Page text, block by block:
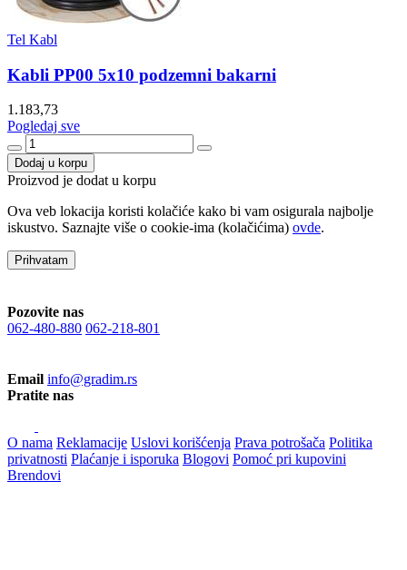
Tel Kabl
Kabli PP00 5x10 podzemni bakarni
1.183,73
Pogledaj sve
Dodaj u korpu
Proizvod je dodat u korpu
Ova veb lokacija koristi kolačiće kako bi vam osigurala najbolje
iskustvo. Saznajte više o cookie-ima (kolačićima) ovde.
Prihvatam
Pozovite nas
062-480-880 062-218-801
Email info@gradim.rs
Pratite nas
O nama Reklamacije Uslovi korišćenja Prava potrošača Politika
privatnosti Plaćanje i isporuka Blogovi Pomoć pri kupovini
Brendovi